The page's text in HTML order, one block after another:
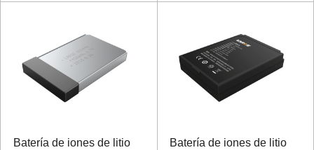
Batería de iones de litio
Batería de iones de litio